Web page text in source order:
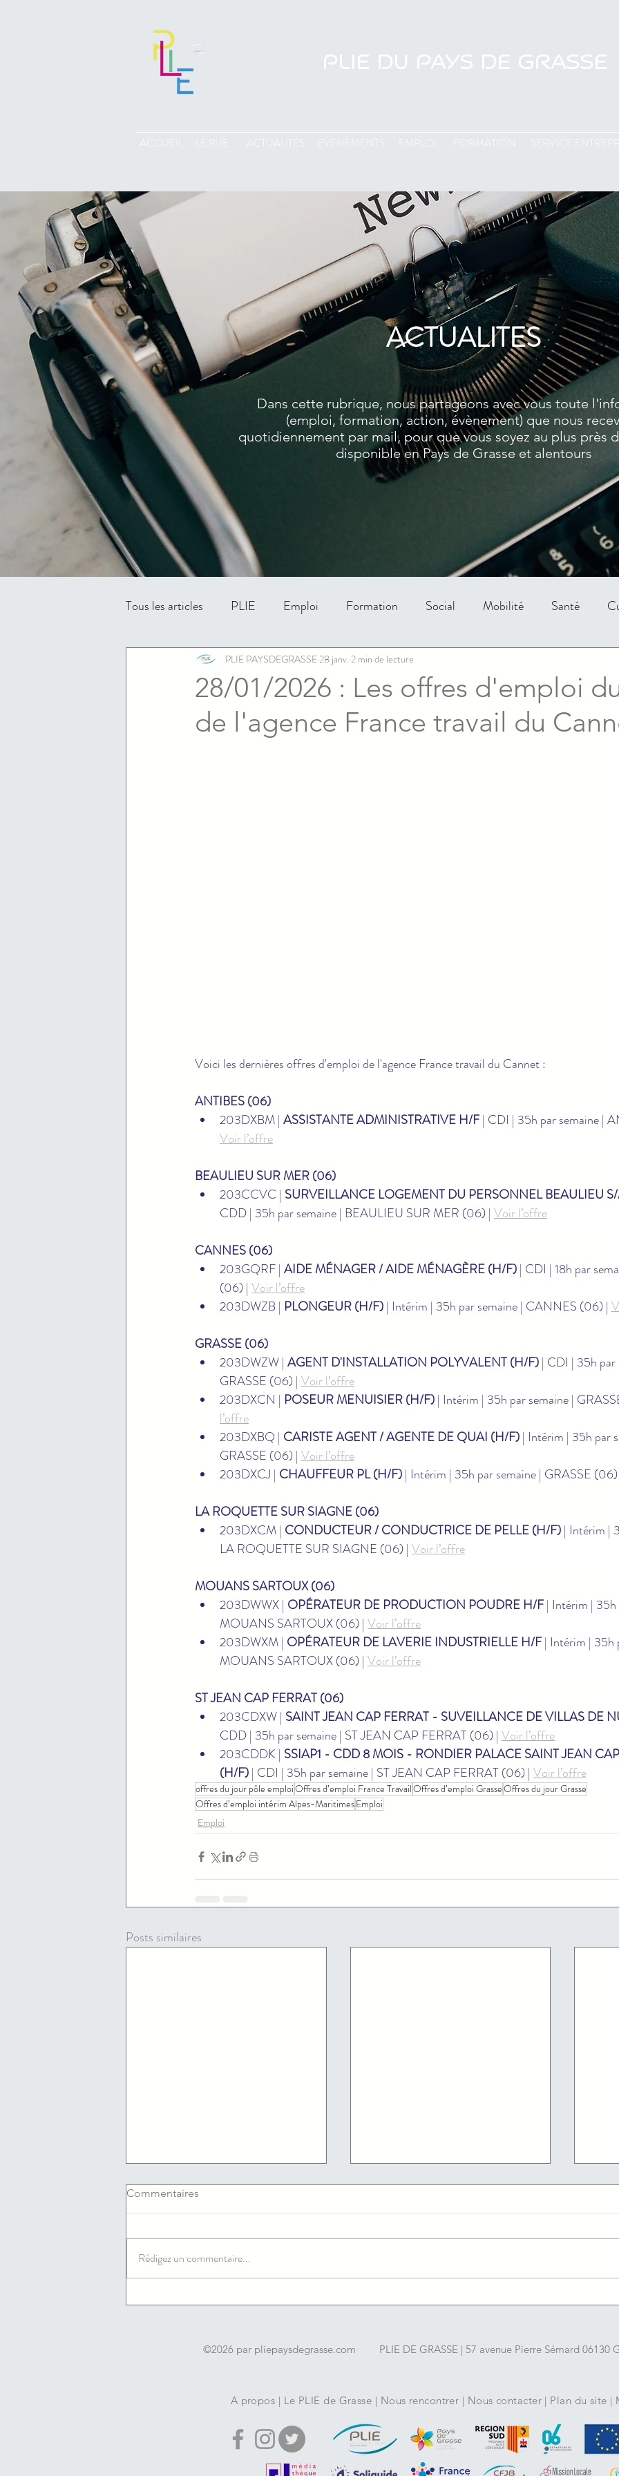
PLIE DU PAYS DE GRASSE
ACTUALITES EVENEMENTS FORMATION SERVICE
ACTUALITES
Dans cette rubrique, nous partageons avec vous toute
(emploi, formation, action, évènement) que nous
quotidiennement par mail, pour que vous soyez au plus près
disponible en Pays de Grasse et alentours
Tous les articles PLIE Emploi Formation Social Mobilité Santé
emploi
28/01/2026 : Les offres d'emploi
de l'agence France travail du
PLIE PAYSDEGRASSE 28 janv. 2 min de lecture
Voici les dernières offres d'emploi de l'agence France travail du Cannet :
ANTIBES (06)
203DXBM | ASSISTANTE ADMINISTRATIVE H/F | CDI | 35h par semaine |
Voir l’offre
BEAULIEU SUR MER (06)
203CCVC | SURVEILLANCE LOGEMENT DU PERSONNEL BEAULIEU
CDD | 35h par semaine | BEAULIEU SUR MER (06) | Voir l’offre
CANNES (06)
203GQRF | AIDE MÉNAGER / AIDE MÉNAGÈRE (H/F) | CDI | 18h par
(06) | Voir l’offre
203DWZB | PLONGEUR (H/F) | Intérim | 35h par semaine | CANNES (06) |
GRASSE (06)
203DWZW | AGENT D'INSTALLATION POLYVALENT (H/F) | CDI | 35h par
GRASSE (06) | Voir l’offre
203DXCN | POSEUR MENUISIER (H/F) | Intérim | 35h par semaine |
l’offre
203DXBQ | CARISTE AGENT / AGENTE DE QUAI (H/F) | Intérim | 35h par
GRASSE (06) | Voir l’offre
203DXCJ | CHAUFFEUR PL (H/F) | Intérim | 35h par semaine | GRASSE (06)
LA ROQUETTE SUR SIAGNE (06)
203DXCM | CONDUCTEUR / CONDUCTRICE DE PELLE (H/F) | Intérim |
LA ROQUETTE SUR SIAGNE (06) | Voir l’offre
MOUANS SARTOUX (06)
203DWWX | OPÉRATEUR DE PRODUCTION POUDRE H/F | Intérim | 35h
MOUANS SARTOUX (06) | Voir l’offre
203DWXM | OPÉRATEUR DE LAVERIE INDUSTRIELLE H/F | Intérim | 35h
MOUANS SARTOUX (06) | Voir l’offre
ST JEAN CAP FERRAT (06)
203CDXW | SAINT JEAN CAP FERRAT - SUVEILLANCE DE VILLAS DE
CDD | 35h par semaine | ST JEAN CAP FERRAT (06) | Voir l’offre
203CDDK | SSIAP1 - CDD 8 MOIS - RONDIER PALACE SAINT JEAN
(H/F) | CDI | 35h par semaine | ST JEAN CAP FERRAT (06) | Voir l’offre
offres du jour pôle emploiOffres d’emploi France TravailOffres d’emploi GrasseOffres du jour Grasse
Offres d’emploi intérim Alpes-MaritimesEmploi
Emploi
Posts similaires
Commentaires
Rédigez un commentaire...
PLIE DE GRASSE | 57 avenue Pierre Sémard 06130
©2026 par pliepaysdegrasse.com
A propos | Le PLIE de Grasse | Nous rencontrer | Nous contacter | Plan du site |